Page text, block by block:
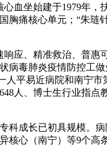
血坐始建于1979年，
痛核心单元；“朱琏
应、精准救治、普惠
病毒肺炎疫情防控工
平易近病院和南宁
人、博士生行业指点
成长已初具规模。
心（南宁）等9个高